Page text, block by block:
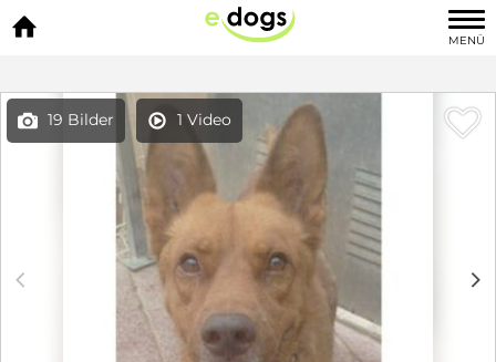

MENÜ
 19 Bilder  1 Video 
c d